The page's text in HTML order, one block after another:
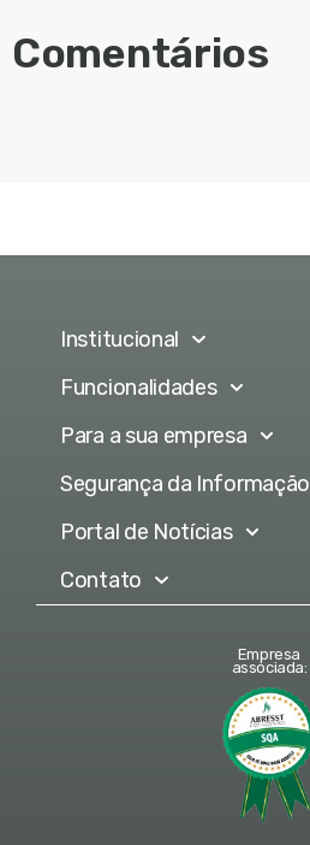
Comentários
Institucional
Funcionalidades
Para a sua empresa
Segurança da Informação
Portal de Notícias
Contato
Empresa
associada: